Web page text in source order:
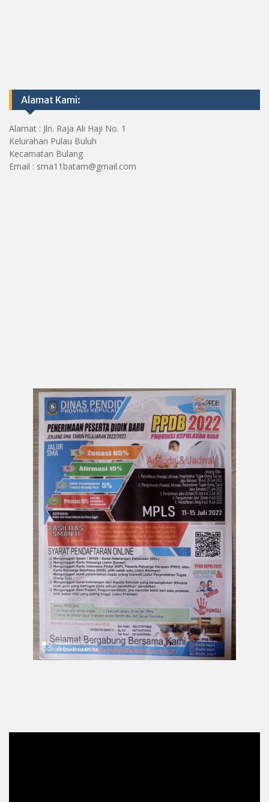
Alamat Kami:
Alamat : Jln. Raja Ali Haji No. 1
Kelurahan Pulau Buluh
Kecamatan Bulang
Email : sma11batam@gmail.com